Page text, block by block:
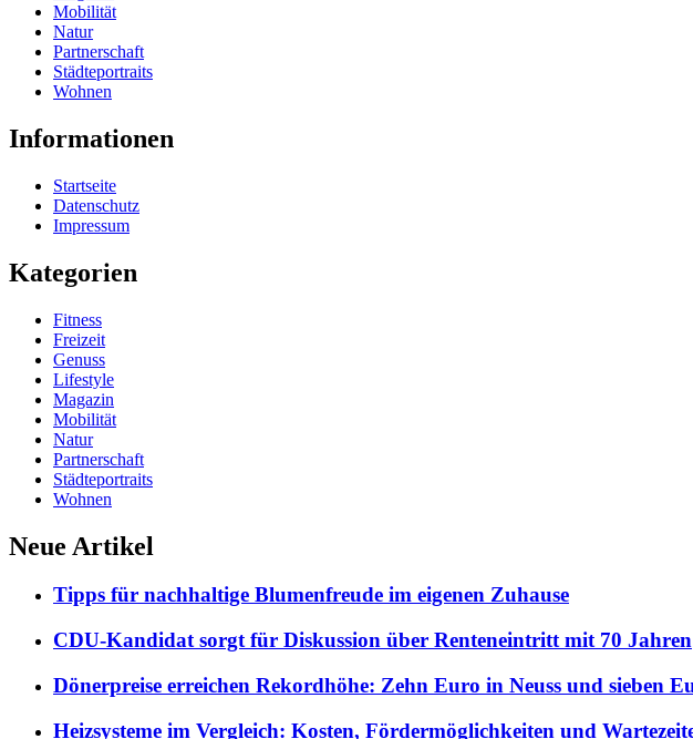
Mobilität
Natur
Partnerschaft
Städteportraits
Wohnen
Informationen
Startseite
Datenschutz
Impressum
Kategorien
Fitness
Freizeit
Genuss
Lifestyle
Magazin
Mobilität
Natur
Partnerschaft
Städteportraits
Wohnen
Neue Artikel
Tipps für nachhaltige Blumenfreude im eigenen Zuhause
CDU-Kandidat sorgt für Diskussion über Renteneintritt mit 70 Jahren
Dönerpreise erreichen Rekordhöhe: Zehn Euro in Neuss und sieben
Heizsysteme im Vergleich: Kosten, Fördermöglichkeiten und